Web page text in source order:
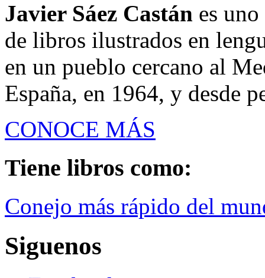
Javier Sáez Castán es
de libros ilustrados en
en un pueblo cercano al
España, en 1964, y desde
CONOCE MÁS
Tiene libros como:
Conejo más rápido del
Siguenos